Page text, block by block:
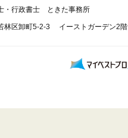
・行政書士 ときた事務所
林区卸町5-2-3 イーストガーデン2階